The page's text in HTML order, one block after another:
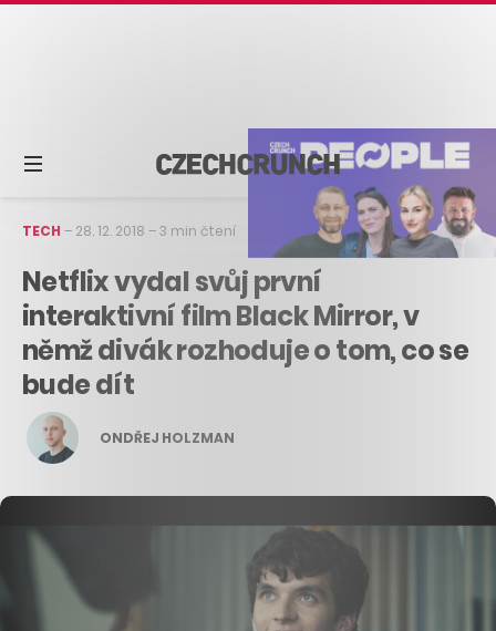
TECH – 28. 12. 2018 –3 min čtení
Netflix vydal svůj první
interaktivní film Black Mirror, v
němž divák rozhoduje o tom, co se
bude dít
ONDŘEJ HOLZMAN